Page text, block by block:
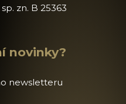
sp. zn. B 25363
novinky?
newsletteru